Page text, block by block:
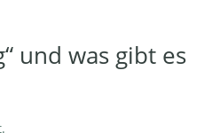
und was gibt es